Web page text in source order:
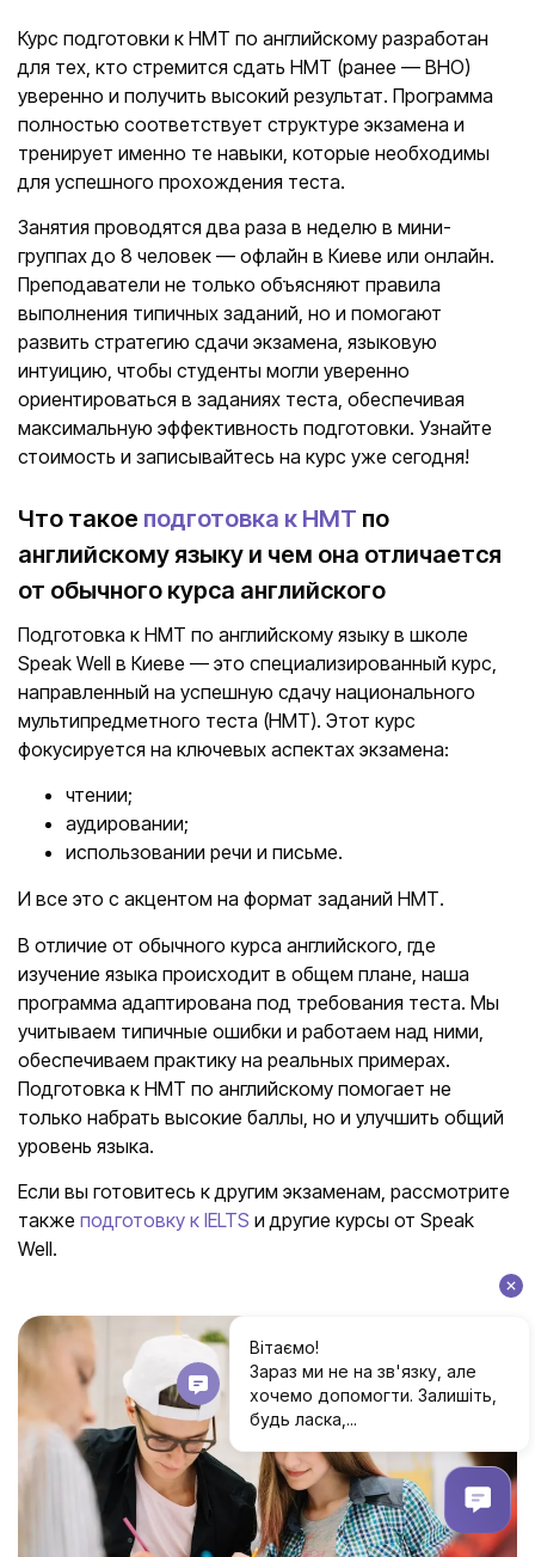
Курс подготовки к НМТ по английскому разработан
для тех, кто стремится сдать НМТ (ранее — ВНО)
уверенно и получить высокий результат. Программа
полностью соответствует структуре экзамена и
тренирует именно те навыки, которые необходимы
для успешного прохождения теста.
Занятия проводятся два раза в неделю в мини-
группах до 8 человек — офлайн в Киеве или онлайн.
Преподаватели не только объясняют правила
выполнения типичных заданий, но и помогают
развить стратегию сдачи экзамена, языковую
интуицию, чтобы студенты могли уверенно
ориентироваться в заданиях теста, обеспечивая
максимальную эффективность подготовки. Узнайте
стоимость и записывайтесь на курс уже сегодня!
Что такое подготовка к НМТ по
английскому языку и чем она отличается
от обычного курса английского
Подготовка к НМТ по английскому языку в школе
Speak Well в Киеве — это специализированный курс,
направленный на успешную сдачу национального
мультипредметного теста (НМТ). Этот курс
фокусируется на ключевых аспектах экзамена:
чтении;
аудировании;
использовании речи и письме.
И все это с акцентом на формат заданий НМТ.
В отличие от обычного курса английского, где
изучение языка происходит в общем плане, наша
программа адаптирована под требования теста. Мы
учитываем типичные ошибки и работаем над ними,
обеспечиваем практику на реальных примерах.
Подготовка к НМТ по английскому помогает не
только набрать высокие баллы, но и улучшить общий
уровень языка.
Если вы готовитесь к другим экзаменам, рассмотрите
также подготовку к IELTS и другие курсы от Speak
Well.